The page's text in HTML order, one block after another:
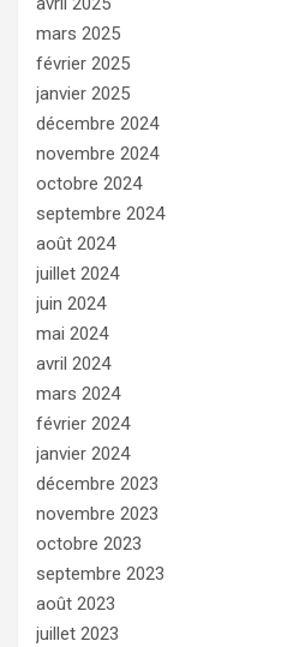
mars 2025
février 2025
janvier 2025
décembre 2024
novembre 2024
octobre 2024
septembre 2024
août 2024
juillet 2024
juin 2024
mai 2024
avril 2024
mars 2024
février 2024
janvier 2024
décembre 2023
novembre 2023
octobre 2023
septembre 2023
août 2023
juillet 2023